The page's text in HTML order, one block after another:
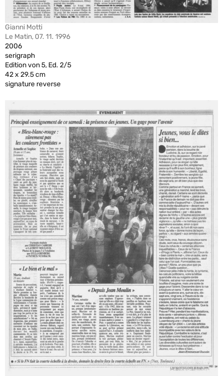
Gianni Motti
Le Matin, 07. 11. 1996
2006
serigraph
Edition von 5, Ed. 2/5
42 x 29.5 cm
signature reverse